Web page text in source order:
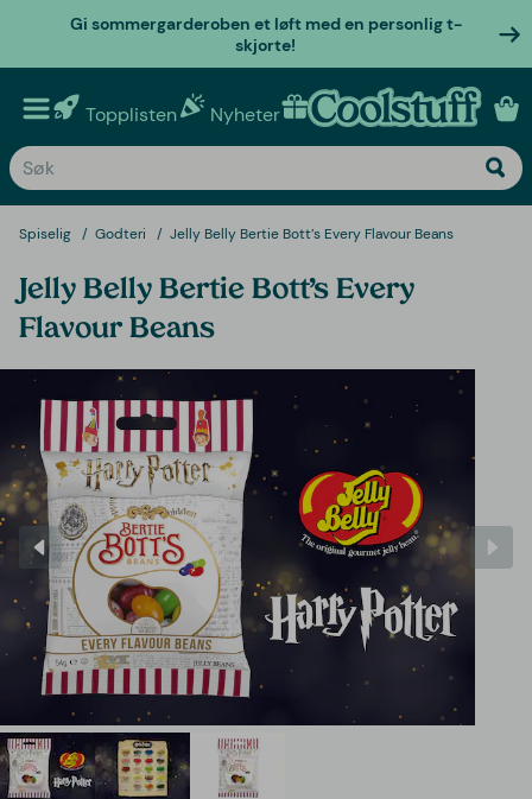
Gi sommergarderoben et løft med en personlig t-
skjorte!
Topplisten Nyheter Personlige gaver
Spiselig Godteri Jelly Belly Bertie Bott’s Every Flavour Beans
Jelly Belly Bertie Bott’s Every
Flavour Beans